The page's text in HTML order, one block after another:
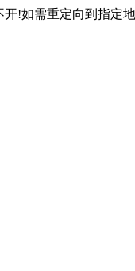
!如需重定向到指定